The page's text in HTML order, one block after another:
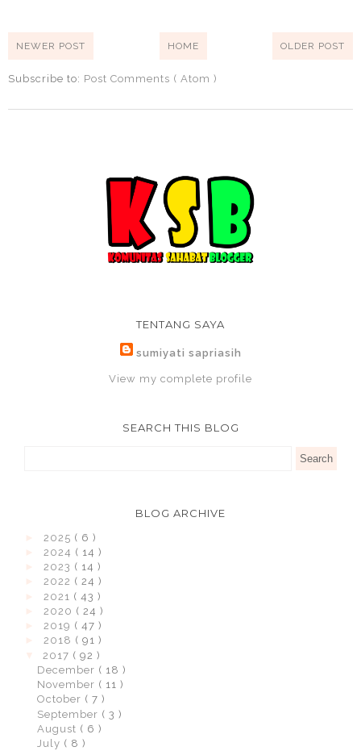
NEWER POST OLDER POST
HOME
Subscribe to: Post Comments ( Atom )
TENTANG SAYA
sumiyati sapriasih
View my complete profile
SEARCH THIS BLOG
BLOG ARCHIVE
2025 ( 6 )
2024 ( 14 )
2023 ( 14 )
2022 ( 24 )
2021 ( 43 )
2020 ( 24 )
2019 ( 47 )
2018 ( 91 )
2017 ( 92 )
December ( 18 )
November ( 11 )
October ( 7 )
September ( 3 )
August ( 6 )
July ( 8 )